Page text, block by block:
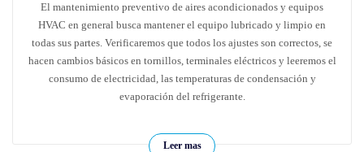
El mantenimiento preventivo de aires acondicionados y equipos
HVAC en general busca mantener el equipo lubricado y limpio en
todas sus partes. Verificaremos que todos los ajustes son correctos, se
hacen cambios básicos en tornillos, terminales eléctricos y leeremos el
consumo de electricidad, las temperaturas de condensación y
evaporación del refrigerante.
Leer mas